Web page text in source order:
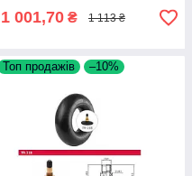
1 001,70 ₴ 1 113 ₴
Топ продажів –10%